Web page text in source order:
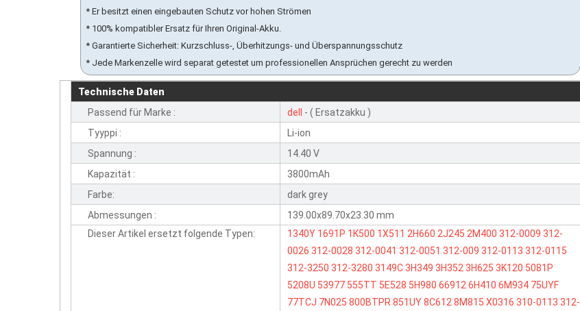
* Er besitzt einen eingebauten Schutz vor hohen Strömen
* 100% kompatibler Ersatz für Ihren Original-Akku.
* Garantierte Sicherheit: Kurzschluss-, Überhitzungs- und Überspannungsschutz
* Jede Markenzelle wird separat getestet um professionellen Ansprüchen gerecht zu werden
Technische Daten
Passend für Marke :
dell
- ( Ersatzakku )
Tyyppi :
Li-ion
Spannung :
14.40 V
Kapazität :
3800mAh
Farbe:
dark grey
Abmessungen :
139.00x89.70x23.30 mm
Dieser Artikel ersetzt folgende Typen:
1340Y 1691P 1K500 1X511 2H660 2J245 2M400 312-0009 312-
0026 312-0028 312-0041 312-0051 312-009 312-0113 312-0115
312-3250 312-3280 3149C 3H349 3H352 3H625 3K120 5081P
5208U 53977 555TT 5E528 5H980 66912 6H410 6M934 75UYF
77TCJ 7N025 800BTPR 851UY 8C612 8M815 X0316 310-0113 312-